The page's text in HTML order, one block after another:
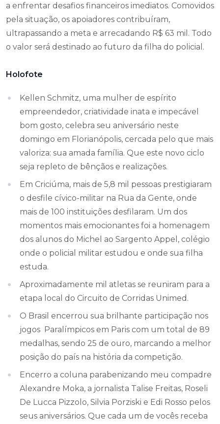
a enfrentar desafios financeiros imediatos. Comovidos
pela situação, os apoiadores contribuíram,
ultrapassando a meta e arrecadando R$ 63 mil. Todo
o valor será destinado ao futuro da filha do policial.
Holofote
Kellen Schmitz, uma mulher de espírito
empreendedor, criatividade inata e impecável
bom gosto, celebra seu aniversário neste
domingo em Florianópolis, cercada pelo que mais
valoriza: sua amada família. Que este novo ciclo
seja repleto de bênçãos e realizações.
Em Criciúma, mais de 5,8 mil pessoas prestigiaram
o desfile cívico-militar na Rua da Gente, onde
mais de 100 instituições desfilaram. Um dos
momentos mais emocionantes foi a homenagem
dos alunos do Michel ao Sargento Appel, colégio
onde o policial militar estudou e onde sua filha
estuda.
Aproximadamente mil atletas se reuniram para a
etapa local do Circuito de Corridas Unimed.
O Brasil encerrou sua brilhante participação nos
jogos Paralímpicos em Paris com um total de 89
medalhas, sendo 25 de ouro, marcando a melhor
posição do país na história da competição.
Encerro a coluna parabenizando meu compadre
Alexandre Moka, a jornalista Talise Freitas, Roseli
De Lucca Pizzolo, Silvia Porziski e Edi Rosso pelos
seus aniversários. Que cada um de vocês receba